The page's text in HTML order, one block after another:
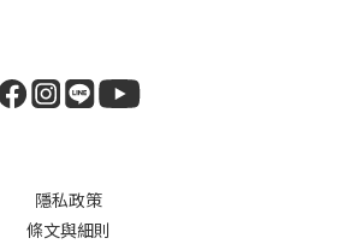
隱私政策
條文與細則